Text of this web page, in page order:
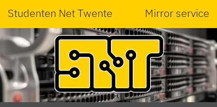
Studenten Net Twente Mirror service